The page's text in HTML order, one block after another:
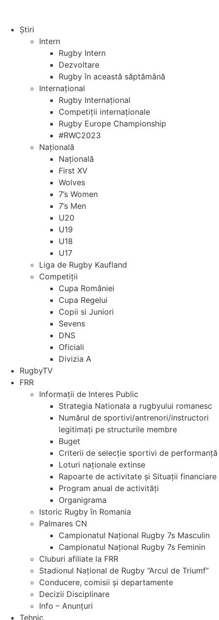
Știri
Intern
Rugby Intern
Dezvoltare
Rugby în această săptămână
Internațional
Rugby Internațional
Competiții internaționale
Rugby Europe Championship
#RWC2023
Națională
Națională
First XV
Wolves
7’s Women
7’s Men
U20
U19
U18
U17
Liga de Rugby Kaufland
Competiții
Cupa României
Cupa Regelui
Copii si Juniori
Sevens
DNS
Oficiali
Divizia A
RugbyTV
FRR
Informații de Interes Public
Strategia Nationala a rugbyului romanesc
Numărul de sportivi/antrenori/instructori
legitimați pe structurile membre
Buget
Criterii de selecție sportivi de performanță
Loturi naționale extinse
Rapoarte de activitate și Situații financiare
Program anual de activități
Organigrama
Istoric Rugby în Romania
Palmares CN
Campionatul Național Rugby 7s Masculin
Campionatul Național Rugby 7s Feminin
Cluburi afiliate la FRR
Stadionul Național de Rugby “Arcul de Triumf”
Conducere, comisii și departamente
Decizii Disciplinare
Info – Anunțuri
Tehnic